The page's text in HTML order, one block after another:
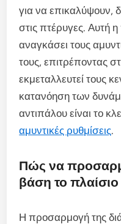
για να επικαλύψουν,
στις πτέρυγες. Αυτή
αναγκάσει τους
τους, επιτρέποντας
εκμεταλλευτεί τους
κατανόηση των
αντιπάλου είναι το
αμυντικές ρυθμίσεις.
Πώς να
βάση το πλαίσιο
Η προσαρμογή της